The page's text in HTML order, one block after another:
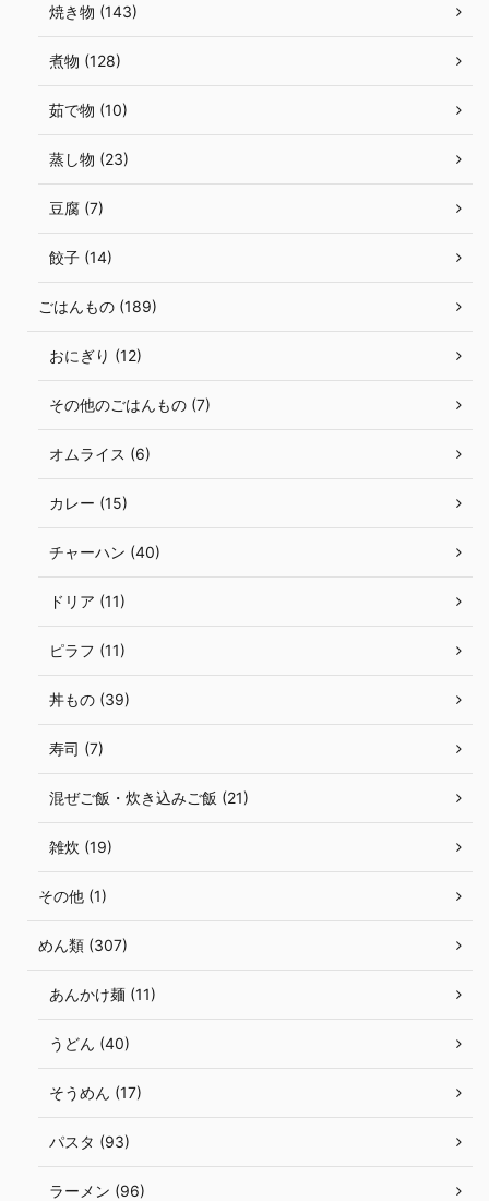
焼き物 (143)
煮物 (128)
茹で物 (10)
蒸し物 (23)
豆腐 (7)
餃子 (14)
ごはんもの (189)
おにぎり (12)
その他のごはんもの (7)
オムライス (6)
カレー (15)
チャーハン (40)
ドリア (11)
ピラフ (11)
丼もの (39)
寿司 (7)
混ぜご飯・炊き込みご飯 (21)
雑炊 (19)
その他 (1)
めん類 (307)
あんかけ麺 (11)
うどん (40)
そうめん (17)
パスタ (93)
ラーメン (96)